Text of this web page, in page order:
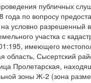
публичных
года по вопросу
условно разрешенный
участка с
имеющего
область, Сысертский
Пролетарская,
зоны Ж-2 (зона